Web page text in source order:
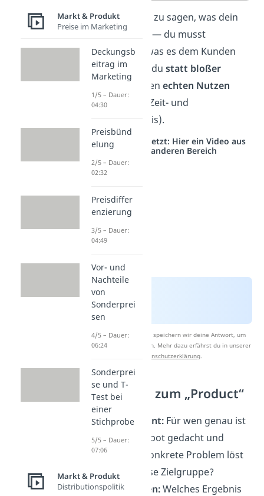
Es reicht nicht zu sagen, was dein
Produkt kann — du musst
klarmachen, was es dem Kunden
bringt, indem du statt bloßer
Funktionen
den echten Nutzen
betonst (z. B. Zeit- und
Stressersparnis).
Studyflix vernetzt: Hier ein Video aus
einem anderen Bereich
Nach Beantwortung speichern wir deine Antwort, um
Studyflix zu verbessern. Mehr dazu erfährst du in unserer
Datenschutzerklärung
Leitfragen zum „Product“
Zielsegment:Für wen genau ist
dein Angebot gedacht und
welches konkrete Problem löst
du für diese Zielgruppe?
Kernnutzen:Welches Ergebnis
Markt & Produkt
Preise im Marketing
Deckungsb
eitrag im
Marketing
1/5 – Dauer:
04:30
Preisbünd
elung
2/5 – Dauer:
02:32
Preisdiffer
enzierung
3/5 – Dauer:
04:49
Vor- und
Nachteile
von
Sonderprei
sen
4/5 – Dauer:
06:24
Sonderprei
se und T-
Test bei
einer
Stichprobe
5/5 – Dauer:
07:06
Markt & Produkt
Distributionspolitik